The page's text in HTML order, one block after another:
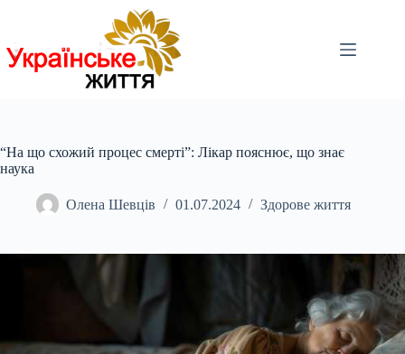
“На що схожий процес смерті”: Лікар пояснює, що знає
наука
Олена Шевців 01.07.2024 Здорове життя